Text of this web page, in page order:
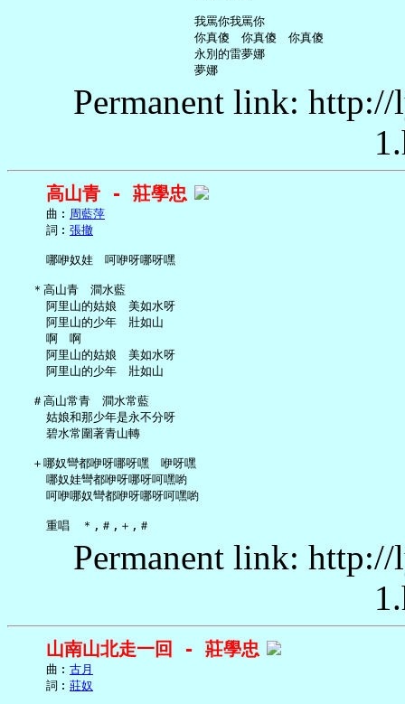
     我罵你我罵你
     你真傻　你真傻　你真傻
     永別的雷夢娜
Permanent link:
高山青 - 莊學忠
     曲︰
周藍萍
     詞︰
張撤
     哪咿奴娃　呵咿呀哪呀嘿
   ＊高山青　澗水藍
     阿里山的姑娘　美如水呀
     阿里山的少年　壯如山
     啊　啊
     阿里山的姑娘　美如水呀
     阿里山的少年　壯如山
   ＃高山常青　澗水常藍
     姑娘和那少年是永不分呀
     碧水常圍著青山轉
   ＋哪奴彎都咿呀哪呀嘿　咿呀嘿
     哪奴娃彎都咿呀哪呀呵嘿喲
     呵咿哪奴彎都咿呀哪呀呵嘿喲
Permanent link:
山南山北走一回 - 莊學忠
     曲︰
古月
     詞︰
莊奴